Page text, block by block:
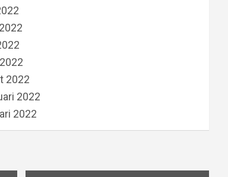
2022
2022
2022